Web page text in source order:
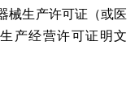
械生产许可证（或医
产经营许可证明文